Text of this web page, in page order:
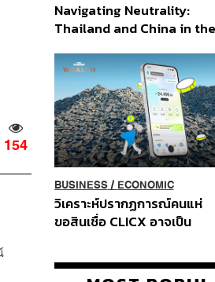
154
Navigating Neutrality:
Thailand and China in the
Order
BUSINESS/ ECONOMIC
วิเคราะห์ปรากฏการณ์คนแห่
ขอสินเชื่อ CLICX อาจเป็น
ปัญหาหนี้ครัวเรือนไทยที่ถูกซุก